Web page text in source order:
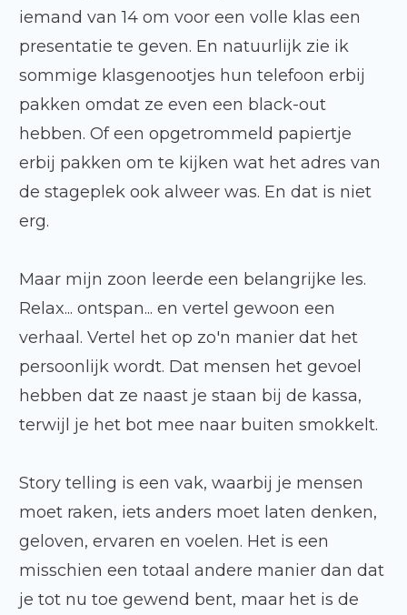
iemand van 14 om voor een volle klas een
presentatie te geven. En natuurlijk zie ik
sommige klasgenootjes hun telefoon erbij
pakken omdat ze even een black-out
hebben. Of een opgetrommeld papiertje
erbij pakken om te kijken wat het adres van
de stageplek ook alweer was. En dat is niet
erg.
Maar mijn zoon leerde een belangrijke les.
Relax... ontspan... en vertel gewoon een
verhaal. Vertel het op zo'n manier dat het
persoonlijk wordt. Dat mensen het gevoel
hebben dat ze naast je staan bij de kassa,
terwijl je het bot mee naar buiten smokkelt.
Story telling is een vak, waarbij je mensen
moet raken, iets anders moet laten denken,
geloven, ervaren en voelen. Het is een
misschien een totaal andere manier dan dat
je tot nu toe gewend bent, maar het is de